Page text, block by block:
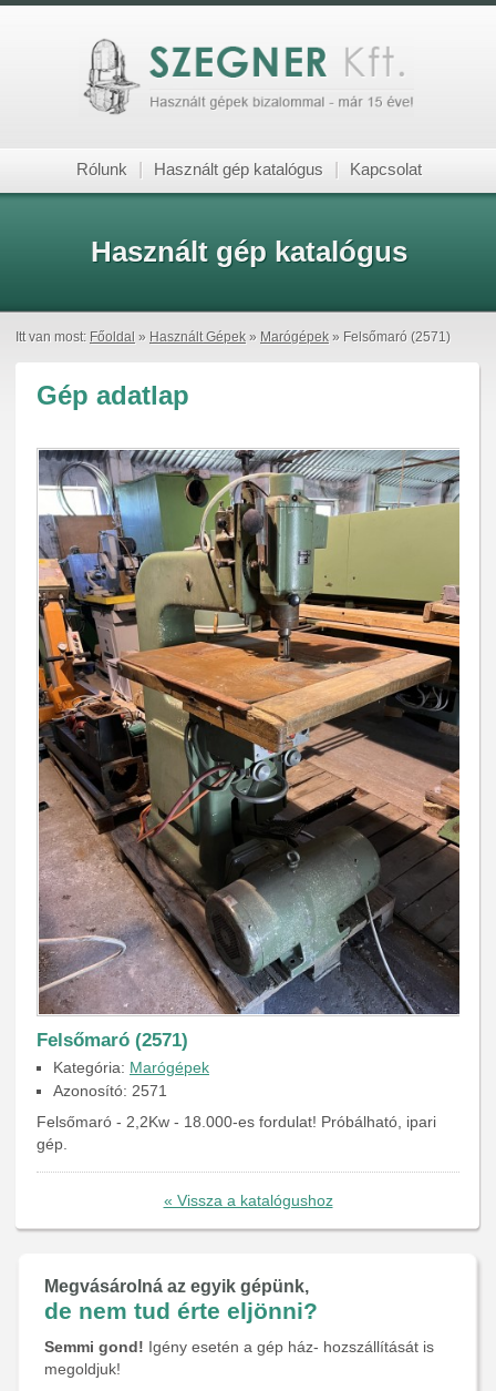
Rólunk Használt gép katalógus Kapcsolat
Használt gép katalógus
Itt van most: Főoldal » Használt Gépek » Marógépek » Felsőmaró (2571)
Gép adatlap
Felsőmaró (2571)
Kategória: Marógépek
Azonosító: 2571
Felsőmaró - 2,2Kw - 18.000-es fordulat! Próbálható, ipari
gép.
« Vissza a katalógushoz
Megvásárolná az egyik gépünk,
de nem tud érte eljönni?
Semmi gond! Igény esetén a gép ház- hozszállítását is
megoldjuk!